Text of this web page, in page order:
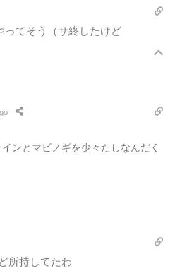
ってそう（サ終したけど
ンとマビノギを少々たしなんだく
所持してたわ